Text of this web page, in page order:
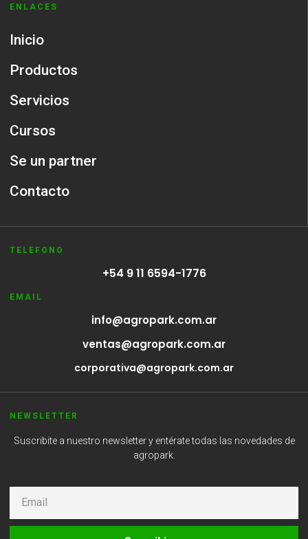
ENLACES
Inicio
Productos
Servicios
Cursos
Se un partner
Contacto
TELEFONO
+54 9 11 6594-1776
EMAIL
info@agropark.com.ar
ventas@agropark.com.ar
corporativa@agropark.com.ar
NEWSLETTER
Suscribite a nuestro newsletter y entérate todas las novedades de
agropark.